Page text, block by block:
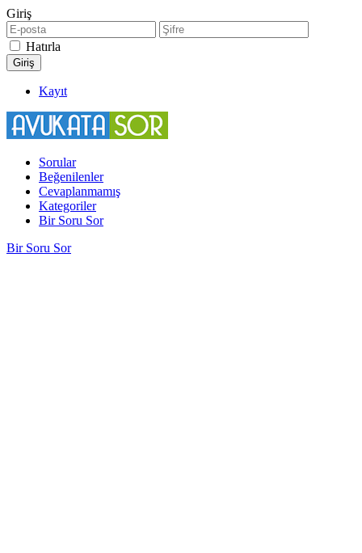
Giriş
Hatırla
Kayıt
Sorular
Beğenilenler
Cevaplanmamış
Kategoriler
Bir Soru Sor
Bir Soru Sor